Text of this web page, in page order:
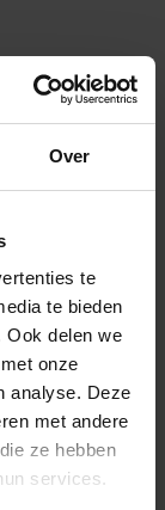
Over
te
te bieden
Ook delen we
onze
analyse. Deze
met andere
ze hebben
services.